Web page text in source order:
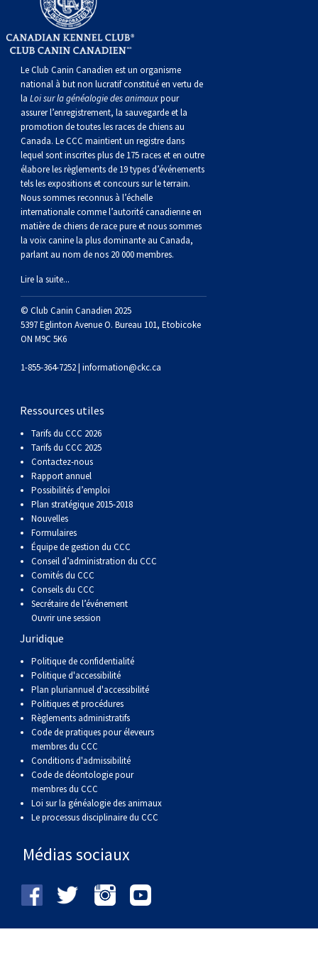
(Cardigan)
gallois
(Pembroke)
Pumi
vendéen
ridgeback
Lévrier
persan
Shikoku
Whippet
Chien
nu
du
Pérou
(Perro
Del
Peru)
anglais
des
champs
Épagneul
français
Épagneul
d’eau
irlandais
Épagneul
Sussex
Épagneul
springer
gallois
Spinone
italiano
Vizsla
à
poil
Vizsla
à
Braque
wheaten
à
poil
doux
Bull
terrier
du
Staffordshire
Terrier
gallois
Terrier
blanc
du
West
Highland
Yorkshire
Neuve
Chien
d’eau
portugais
Rottweiler
Samoyède
Schnauzer
(géant)
Schnauzer
(standard)
Husky
sibérien
Saint
Bernard
Dogue
lakoutie
Le Club Canin Canadien est un organisme
national à but non lucratif constitué en vertu de
la Loi sur la généalogie des animauxpour
assurer l’enregistrement, la sauvegarde et la
promotion de toutes les races de chiens au
Canada. Le CCC maintient un registre dans
lequel sont inscrites plus de 175 races et en outre
élabore les règlements de 19 types d’événements
tels les expositions et concours sur le terrain.
Nous sommes reconnus à l’échelle
internationale comme l’autorité canadienne en
matière de chiens de race pure et nous sommes
la voix canine la plus dominante au Canada,
parlant au nom de nos 20 000 membres.
Lire la suite...
© Club Canin Canadien 2025
5397 Eglinton Avenue O. Bureau 101, Etobicoke
ON M9C 5K6
1-855-364-7252 | information@ckc.ca
Ressources utiles
Tarifs du CCC 2026
Tarifs du CCC 2025
Contactez-nous
Rapport annuel
Possibilités d’emploi
Plan stratégique 2015-2018
Nouvelles
Formulaires
Équipe de gestion du CCC
Conseil d’administration du CCC
Comités du CCC
Conseils du CCC
Secrétaire de l’événement
Ouvrir une session
Juridique
Politique de confidentialité
Politique d'accessibilité
Plan pluriannuel d'accessibilité
Politiques et procédures
Règlements administratifs
Code de pratiques pour éleveurs
membres du CCC
Conditions d'admissibilité
Code de déontologie pour
membres du CCC
Loi sur la généalogie des animaux
Le processus disciplinaire du CCC
Médias sociaux